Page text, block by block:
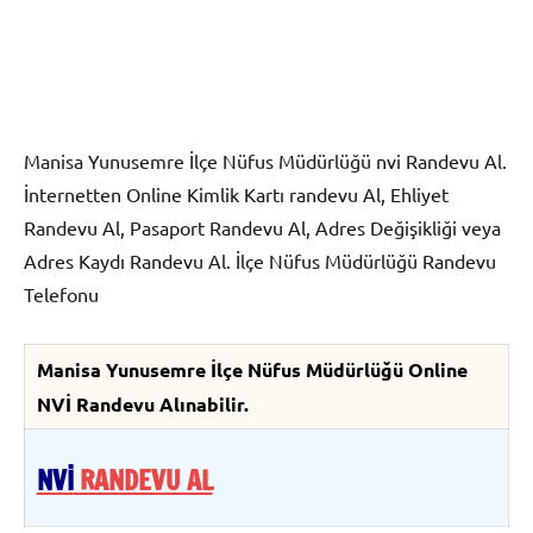
Manisa Yunusemre İlçe Nüfus Müdürlüğü nvi Randevu Al.
İnternetten Online Kimlik Kartı randevu Al, Ehliyet
Randevu Al, Pasaport Randevu Al, Adres Değişikliği veya
Adres Kaydı Randevu Al. İlçe Nüfus Müdürlüğü Randevu
Telefonu
Manisa Yunusemre İlçe Nüfus Müdürlüğü Online
NVİ Randevu Alınabilir.
NVİRANDEVU AL